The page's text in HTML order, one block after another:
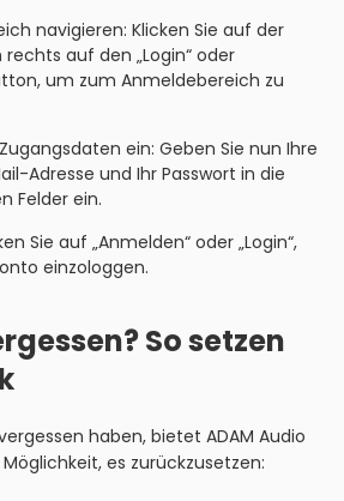
navigieren: Klicken Sie auf der
auf den „Login“ oder
um zum Anmeldebereich zu
ein: Geben Sie nun Ihre
Adresse und Ihr Passwort in die
Felder ein.
Sie auf „Anmelden“ oder „Login“,
einzologgen.
So setzen
haben, bietet ADAM Audio
es zurückzusetzen: